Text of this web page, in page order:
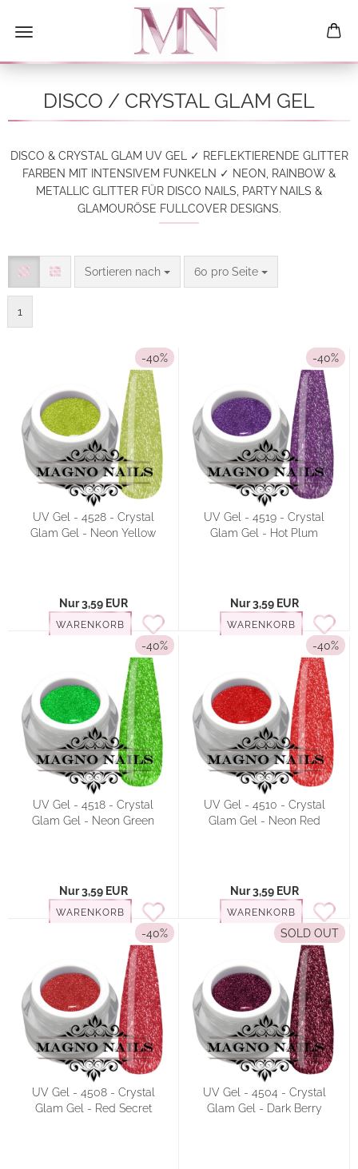
DISCO / CRYSTAL GLAM GEL
DISCO & CRYSTAL GLAM UV GEL ✓ REFLEKTIERENDE GLITTER
FARBEN MIT INTENSIVEM FUNKELN ✓ NEON, RAINBOW &
METALLIC GLITTER FÜR DISCO NAILS, PARTY NAILS &
GLAMOURÖSE FULLCOVER DESIGNS.
Sortieren nach
Sortieren nach 60 pro Seite
pro Seite
1
-40%
UV Gel - 4528 - Crystal
Glam Gel - Neon Yellow
Nur 3,59 EUR
WARENKORB
-40%
UV Gel - 4519 - Crystal
Glam Gel - Hot Plum
Nur 3,59 EUR
WARENKORB
-40%
UV Gel - 4518 - Crystal
Glam Gel - Neon Green
Nur 3,59 EUR
WARENKORB
-40%
UV Gel - 4510 - Crystal
Glam Gel - Neon Red
Nur 3,59 EUR
WARENKORB
-40%
UV Gel - 4508 - Crystal
Glam Gel - Red Secret
SOLD OUT
UV Gel - 4504 - Crystal
Glam Gel - Dark Berry